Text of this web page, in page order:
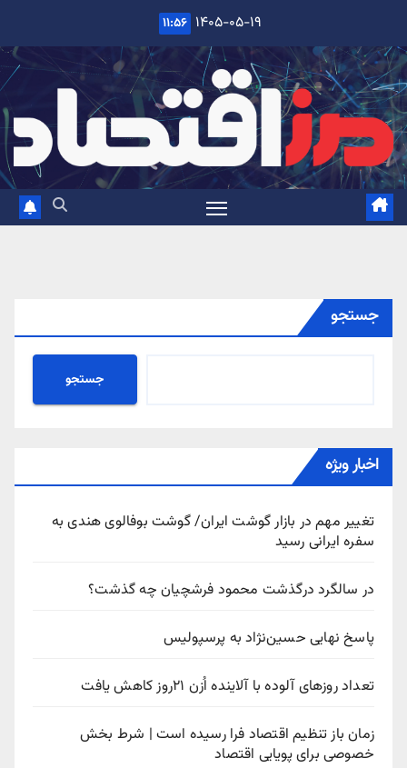
content
۱۴۰۵-۰۵-۱۹ ۱۱:۵۶
جستجو
جستجو
اخبار ویژه
تغییر مهم در بازار گوشت ایران/ گوشت بوفالوی هندی به
سفره ایرانی رسید
در سالگرد درگذشت محمود فرشچیان چه گذشت؟
پاسخ نهایی حسین‌نژاد به پرسپولیس
تعداد روزهای آلوده با آلاینده اُزن ۲۱روز کاهش یافت
زمان باز تنظیم اقتصاد فرا رسیده است | شرط بخش
خصوصی برای پویایی اقتصاد